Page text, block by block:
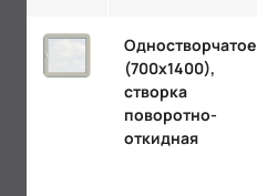
Одностворчатое
(700х1400),
створка
поворотно-
откидная